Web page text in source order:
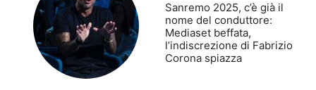
Sanremo 2025, c’è già il
nome del conduttore:
Mediaset beffata,
l’indiscrezione di Fabrizio
Corona spiazza